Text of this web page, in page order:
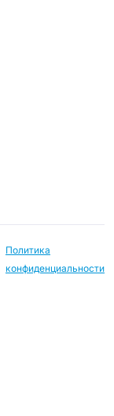
Политика
конфиденциальности